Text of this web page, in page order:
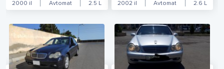
2000 il Avtomat 2.5 L
2002 il Avtomat 2.6 L